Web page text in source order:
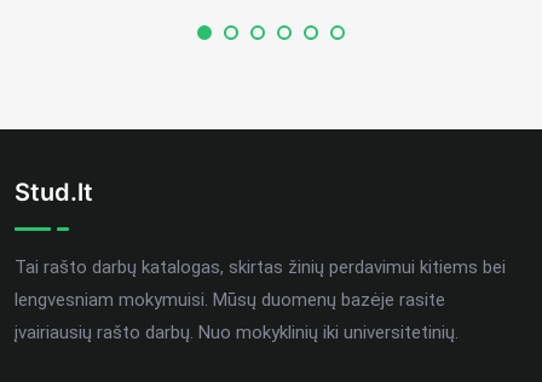
Stud.lt
Tai rašto darbų katalogas, skirtas žinių perdavimui kitiems bei
lengvesniam mokymuisi. Mūsų duomenų bazėje rasite
įvairiausių rašto darbų. Nuo mokyklinių iki universitetinių.